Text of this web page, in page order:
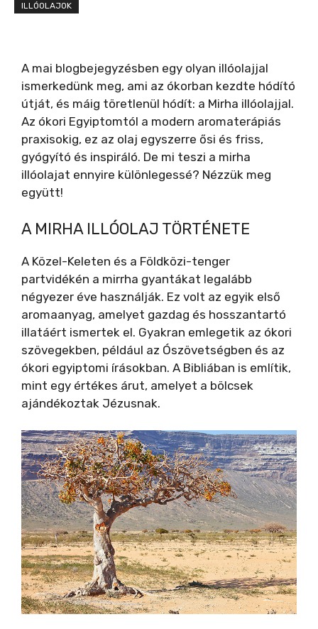
ILLÓOLAJOK
A mai blogbejegyzésben egy olyan illóolajjal
ismerkedünk meg, ami az ókorban kezdte hódító
útját, és máig töretlenül hódít: a Mirha illóolajjal.
Az ókori Egyiptomtól a modern aromaterápiás
praxisokig, ez az olaj egyszerre ősi és friss,
gyógyító és inspiráló. De mi teszi a mirha
illóolajat ennyire különlegessé? Nézzük meg
együtt!
A MIRHA ILLÓOLAJ TÖRTÉNETE
A Közel-Keleten és a Földközi-tenger
partvidékén a mirrha gyantákat legalább
négyezer éve használják. Ez volt az egyik első
aromaanyag, amelyet gazdag és hosszantartó
illatáért ismertek el. Gyakran emlegetik az ókori
szövegekben, például az Ószövetségben és az
ókori egyiptomi írásokban. A Bibliában is említik,
mint egy értékes árut, amelyet a bölcsek
ajándékoztak Jézusnak.